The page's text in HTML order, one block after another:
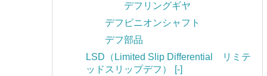
デフリングギヤ
デフピニオンシャフト
デフ部品
LSD（Limited Slip Differential リミテ
ッドスリップデフ）
[-]